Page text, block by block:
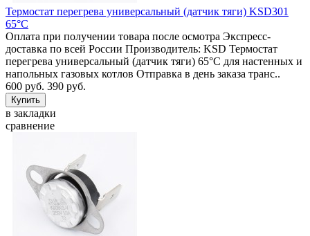
Термостат перегрева универсальный (датчик тяги) KSD301
65°C
Оплата при получении товара после осмотра Экспресс-
доставка по всей России Производитель: KSD Термостат
перегрева универсальный (датчик тяги) 65°C для настенных и
напольных газовых котлов Отправка в день заказа транс..
600 руб. 390 руб.
в закладки
сравнение